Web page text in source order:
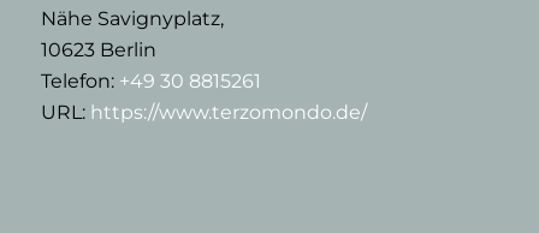
Nähe Savignyplatz,
10623Berlin
Telefon: +49 30 8815261
URL: https://www.terzomondo.de/